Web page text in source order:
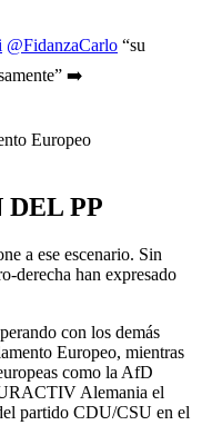
@FidanzaCarlo “su
➡️
Europeo
PP
a ese escenario. Sin
derecha han expresado
con los demás
Europeo, mientras
como la AfD
Alemania el
partido CDU/CSU en el